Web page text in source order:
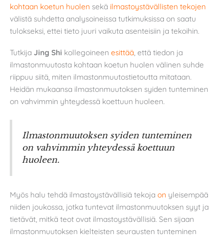
kohtaan koetun huolen sekä ilmastoystävällisten tekojen
välistä suhdetta analysoineissa tutkimuksissa on saatu
tulokseksi, ettei tieto juuri vaikuta asenteisiin ja tekoihin.
Tutkija Jing Shi kollegoineen esittää , että tiedon ja
ilmastonmuutosta kohtaan koetun huolen välinen suhde
riippuu siitä, miten ilmastonmuutostietoutta mitataan.
Heidän mukaansa ilmastonmuutoksen syiden tunteminen
on vahvimmin yhteydessä koettuun huoleen.
Ilmastonmuutoksen syiden tunteminen
on vahvimmin yhteydessä koettuun
huoleen.
Myös halu tehdä ilmastoystävällisiä tekoja on yleisempää
niiden joukossa, jotka tuntevat ilmastonmuutoksen syyt ja
tietävät, mitkä teot ovat ilmastoystävällisiä. Sen sijaan
ilmastonmuutoksen kielteisten seurausten tunteminen